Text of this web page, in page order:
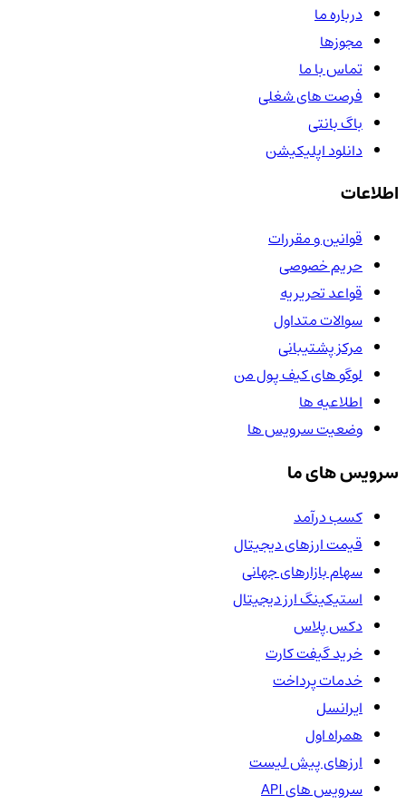
درباره ما
مجوزها
تماس با ما
فرصت های شغلی
باگ بانتی
دانلود اپلیکیشن
اطلاعات
قوانین و مقررات
حریم خصوصی
قواعد تحریریه
سوالات متداول
مرکز پشتیبانی
لوگو های کیف پول من
اطلاعیه ها
وضعیت سرویس ها
سرویس های ما
کسب درآمد
قیمت ارزهای دیجیتال
سهام بازارهای جهانی
استیکینگ ارز دیجیتال
دکس پلاس
خرید گیفت کارت
خدمات پرداخت
ایرانسل
همراه اول
ارزهای پیش لیست
سرویس های API